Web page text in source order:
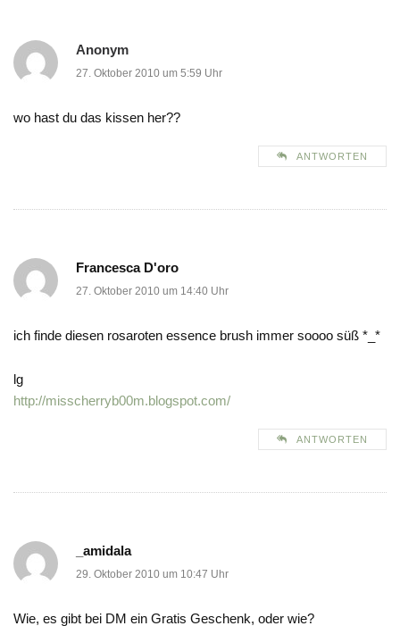
Anonym
27. Oktober 2010 um 5:59 Uhr
wo hast du das kissen her??
ANTWORTEN
Francesca D'oro
27. Oktober 2010 um 14:40 Uhr
ich finde diesen rosaroten essence brush immer soooo süß *_*
lg
http://misscherryb00m.blogspot.com/
ANTWORTEN
_amidala
29. Oktober 2010 um 10:47 Uhr
Wie, es gibt bei DM ein Gratis Geschenk, oder wie?